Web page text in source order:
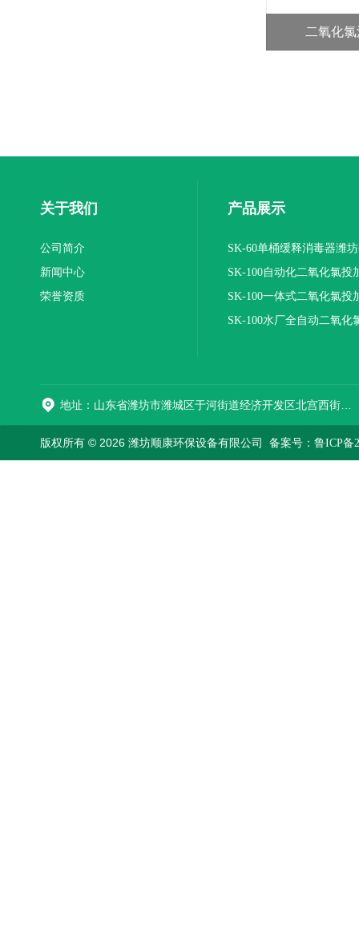
二氧化
关于我们
公司简介
新闻中心
荣誉资质
产品展示
SK-60单桶缓释消毒器潍
SK-100自动化二氧化氯投
装置
SK-100一体式二氧化氯投
报价
SK-100水厂全自动二氧化
版权所有 © 2026 潍坊顺康环保设备有限公司 备案号：鲁ICP备